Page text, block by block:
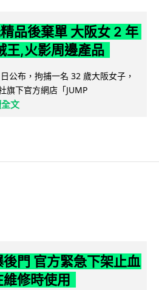
品後棄單 大阪女 2 年
王,火影周邊產品
公布，拘捕一名 32 歲大阪女子，
旗下官方網店「JUMP
文
門 官方緊急下架止血
修時使用